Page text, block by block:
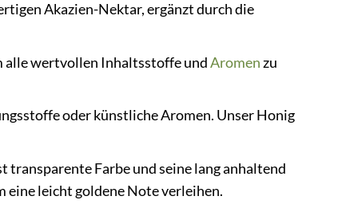
Akazien-Nektar, ergänzt durch die
alle wertvollen Inhaltsstoffe undAromenzu
oder künstliche Aromen. Unser Honig
Farbe und seine lang anhaltend
eine leicht goldene Note verleihen.